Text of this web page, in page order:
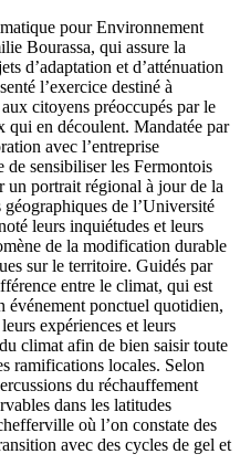
pour Environnement
Bourassa, qui assure la
d’adaptation et d’atténuation
l’exercice destiné à
citoyens préoccupés par le
qui en découlent. Mandatée par
avec l’entreprise
de sensibiliser les Fermontois
un portrait régional à jour de la
de l’Université
leurs inquiétudes et leurs
de la modification durable
sur le territoire. Guidés par
entre le climat, qui est
événement ponctuel quotidien,
expériences et leurs
climat afin de bien saisir toute
ramifications locales. Selon
du réchauffement
dans les latitudes
où l’on constate des
avec des cycles de gel et